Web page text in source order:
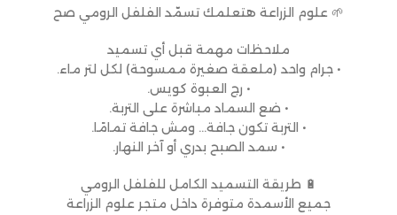
🌱 علوم الزراعة هتعلمك تسمّد الفلفل الرومي صح
ملاحظات مهمة قبل أي تسميد
• جرام واحد (ملعقة صغيرة ممسوحة) لكل لتر ماء.
• رج العبوة كويس.
• ضع السماد مباشرة على التربة.
• التربة تكون جافة… ومش جافة تمامًا.
• سمد الصبح بدري أو آخر النهار.
🔋 طريقة التسميد الكامل للفلفل الرومي
جميع الأسمدة متوفرة داخل متجر علوم الزراعة